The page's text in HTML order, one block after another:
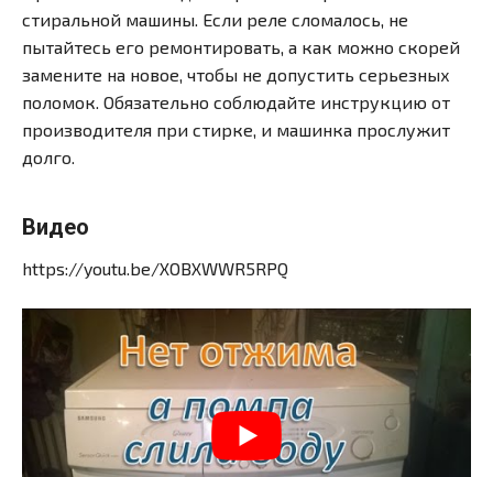
стиральной машины. Если реле сломалось, не
пытайтесь его ремонтировать, а как можно скорей
замените на новое, чтобы не допустить серьезных
поломок. Обязательно соблюдайте инструкцию от
производителя при стирке, и машинка прослужит
долго.
Видео
https://youtu.be/XOBXWWR5RPQ